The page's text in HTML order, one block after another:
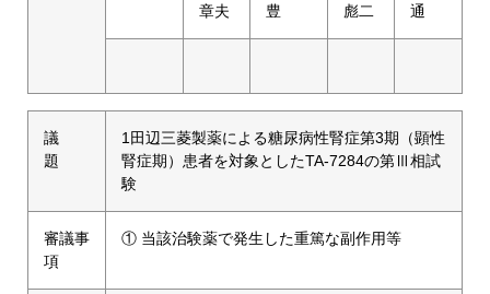
章夫
豊
彪二
通
議
題
1田辺三菱製薬による糖尿病性腎症第3期（顕性
腎症期）患者を対象としたTA-7284の第Ⅲ相試
験
審議事
項
① 当該治験薬で発生した重篤な副作用等